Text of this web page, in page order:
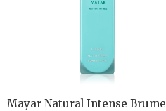
Mayar Natural Intense Brume